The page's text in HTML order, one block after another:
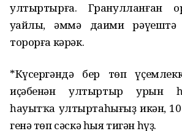
ултыртырға. Гранулланған
уңайлы, әммә даими
торорға кәрәк.
*Күсергәндә бер төп
иҫәбенән ултыртыр урын
һауытҡа ултыртаһығыҙ икән,
генә төп сәскә һыя тигән һүҙ.